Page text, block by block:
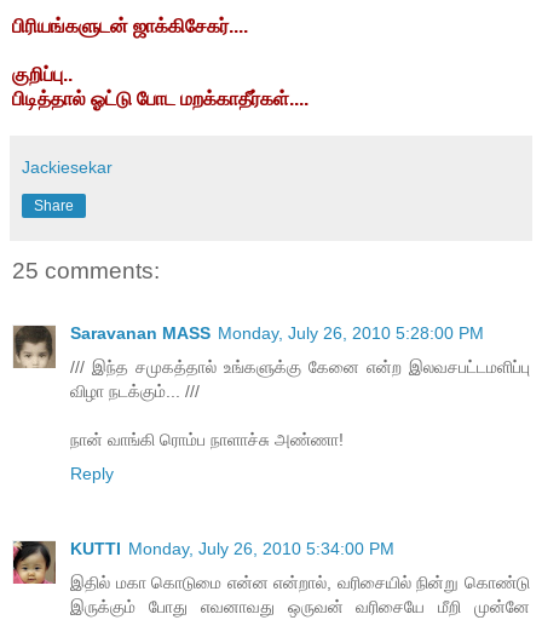
பிரியங்களுடன் ஜாக்கிசேகர்....
குறிப்பு..
பிடித்தால் ஓட்டு போட மறக்காதீர்கள்....
Jackiesekar
Share
25 comments:
Saravanan MASS Monday, July 26, 2010 5:28:00 PM
/// இந்த சமுகத்தால் உங்களுக்கு கேனை என்ற இலவசபட்டமளிப்பு
விழா நடக்கும்... ///
நான் வாங்கி ரொம்ப நாளாச்சு அண்ணா!
Reply
KUTTI Monday, July 26, 2010 5:34:00 PM
இதில் மகா கொடுமை என்ன என்றால், வரிசையில் நின்று கொண்டு
இருக்கும் போது எவனாவது ஒருவன் வரிசையே மீறி முன்னே